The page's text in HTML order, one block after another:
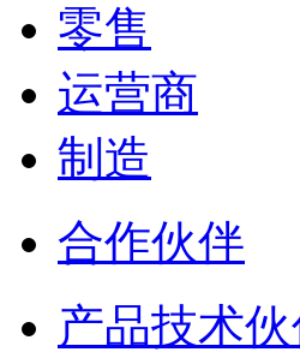
零售
运营商
制造
合作伙伴
产品技术